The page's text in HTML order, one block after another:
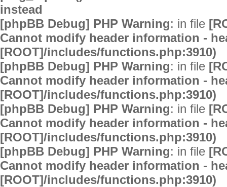
instead
[phpBB Debug] PHP Warning: in file
Cannot modify header information -
[ROOT]/includes/functions.php:3910)
[phpBB Debug] PHP Warning: in file
Cannot modify header information -
[ROOT]/includes/functions.php:3910)
[phpBB Debug] PHP Warning: in file
Cannot modify header information -
[ROOT]/includes/functions.php:3910)
[phpBB Debug] PHP Warning: in file
Cannot modify header information -
[ROOT]/includes/functions.php:3910)